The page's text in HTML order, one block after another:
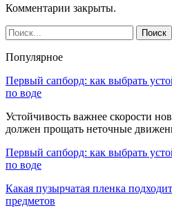
Комментарии закрыты.
Популярное
Первый сапборд: как выбрать
по воде
Устойчивость важнее скорости
должен прощать неточные
Первый сапборд: как выбрать
по воде
Какая пузырчатая пленка
предметов